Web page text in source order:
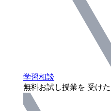
学習相談
無料お試し授業を 受け